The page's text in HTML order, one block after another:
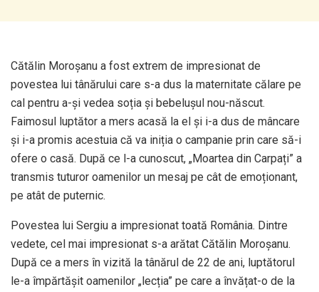
Cătălin Moroșanu a fost extrem de impresionat de
povestea lui tânărului care s-a dus la maternitate călare pe
cal pentru a-și vedea soția și bebelușul nou-născut.
Faimosul luptător a mers acasă la el și i-a dus de mâncare
și i-a promis acestuia că va iniția o campanie prin care să-i
ofere o casă. După ce l-a cunoscut, „Moartea din Carpați” a
transmis tuturor oamenilor un mesaj pe cât de emoționant,
pe atât de puternic.
Povestea lui Sergiu a impresionat toată România. Dintre
vedete, cel mai impresionat s-a arătat Cătălin Moroșanu.
După ce a mers în vizită la tânărul de 22 de ani, luptătorul
le-a împărtășit oamenilor „lecția” pe care a învățat-o de la